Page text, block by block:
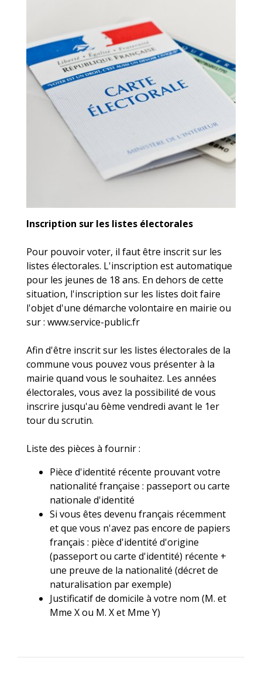
Inscription sur les listes électorales
Pour pouvoir voter, il faut être inscrit sur les
listes électorales. L'inscription est automatique
pour les jeunes de 18 ans. En dehors de cette
situation, l'inscription sur les listes doit faire
l'objet d'une démarche volontaire en mairie ou
sur : www.service-public.fr
Afin d'être inscrit sur les listes électorales de la
commune vous pouvez vous présenter à la
mairie quand vous le souhaitez. Les années
électorales, vous avez la possibilité de vous
inscrire jusqu'au 6ème vendredi avant le 1er
tour du scrutin.
Liste des pièces à fournir :
Pièce d'identité récente prouvant votre
nationalité française : passeport ou carte
nationale d'identité
Si vous êtes devenu français récemment
et que vous n'avez pas encore de papiers
français : pièce d'identité d'origine
(passeport ou carte d'identité) récente +
une preuve de la nationalité (décret de
naturalisation par exemple)
Justificatif de domicile à votre nom (M. et
Mme X ou M. X et Mme Y)